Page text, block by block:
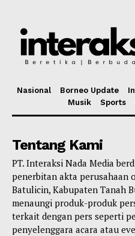
Nasional Borneo Update
Musik
Sports
Tentang Kami
PT. Interaksi Nada Media
penerbitan akta perusahaan
Batulicin, Kabupaten Tanah
menaungi produk-produk
terkait dengan pers seperti
penyelenggara acara atau